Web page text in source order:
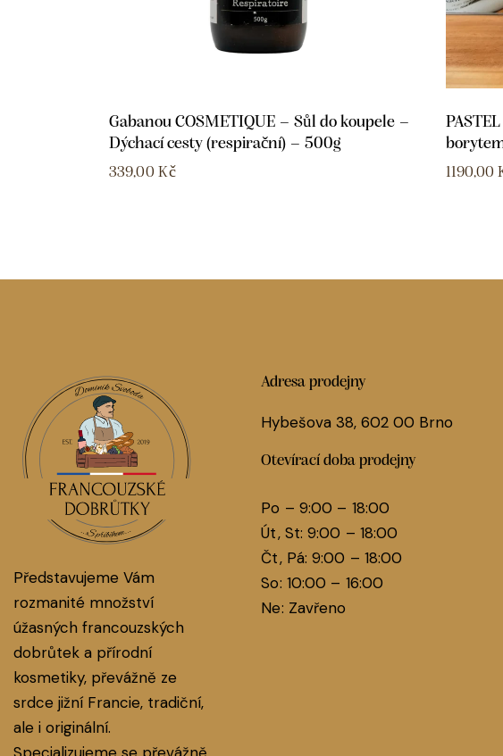
Gabanou COSMETIQUE – Sůl do koupele –
Dýchací cesty (respirační) – 500g
339,00 Kč
1190,00
Představujeme Vám
rozmanité množství
úžasných francouzských
dobrůtek a přírodní
kosmetiky, převážně ze
srdce jižní Francie, tradiční,
ale i originální.
Adresa prodejny
Hybešova 38, 602 00 Brno
Otevírací doba prodejny
Po – 9:00 – 18:00
Út, St: 9:00 – 18:00
Čt, Pá: 9:00 – 18:00
So: 10:00 – 16:00
Ne: Zavřeno